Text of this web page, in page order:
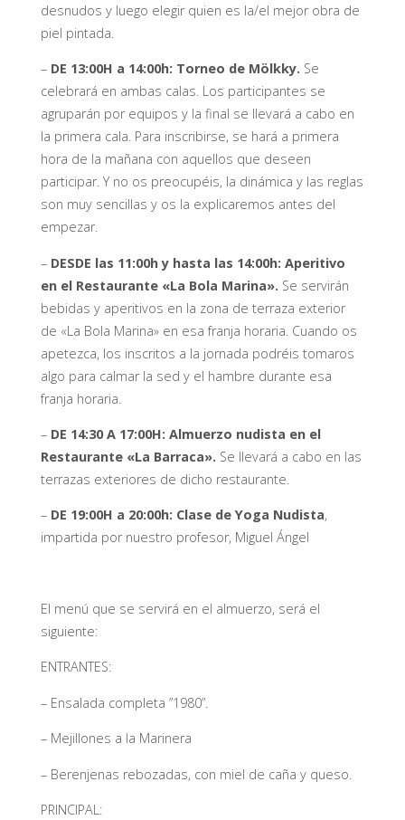
desnudos y luego elegir quien es la/el mejor obra de
piel pintada.
– DE 13:00H a 14:00h: Torneo de Mölkky. Se
celebrará en ambas calas. Los participantes se
agruparán por equipos y la final se llevará a cabo en
la primera cala. Para inscribirse, se hará a primera
hora de la mañana con aquellos que deseen
participar. Y no os preocupéis, la dinámica y las reglas
son muy sencillas y os la explicaremos antes del
empezar.
– DESDE las 11:00h y hasta las 14:00h: Aperitivo
en el Restaurante «La Bola Marina». Se servirán
bebidas y aperitivos en la zona de terraza exterior
de «La Bola Marina» en esa franja horaria. Cuando os
apetezca, los inscritos a la jornada podréis tomaros
algo para calmar la sed y el hambre durante esa
franja horaria.
– DE 14:30 A 17:00H: Almuerzo nudista en el
Restaurante «La Barraca». Se llevará a cabo en las
terrazas exteriores de dicho restaurante.
– DE 19:00H a 20:00h: Clase de Yoga Nudista,
impartida por nuestro profesor, Miguel Ángel
El menú que se servirá en el almuerzo, será el
siguiente:
ENTRANTES:
– Ensalada completa ”1980”.
– Mejillones a la Marinera
– Berenjenas rebozadas, con miel de caña y queso.
PRINCIPAL: